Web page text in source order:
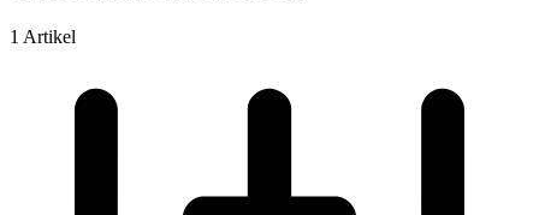
1 Artikel